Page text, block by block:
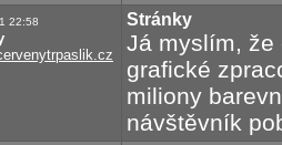
22:58 Stránky
Já myslím, že
grafické
miliony
návštěvník